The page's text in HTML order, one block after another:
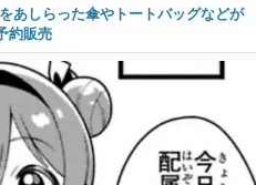
あしらった傘やトートバッグなどが
約販売